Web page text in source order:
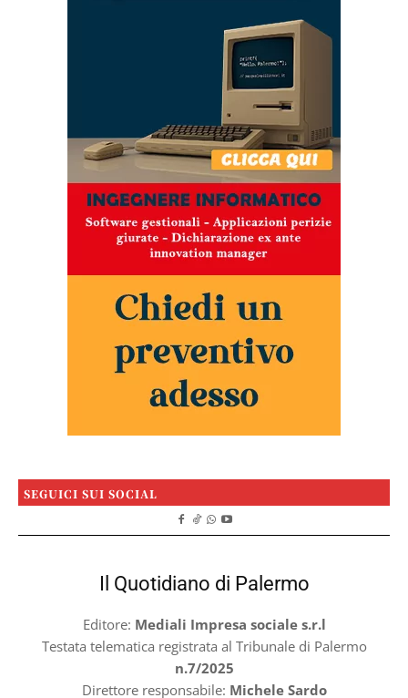
SEGUICI SUI SOCIAL
Il Quotidiano di Palermo
Editore: Mediali Impresa sociale s.r.l
Testata telematica registrata al Tribunale di Palermo
n.7/2025
Direttore responsabile: Michele Sardo